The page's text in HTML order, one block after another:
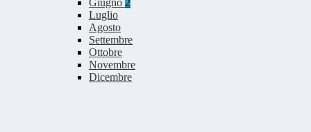
Giugno 2
Luglio
Agosto
Settembre
Ottobre
Novembre
Dicembre